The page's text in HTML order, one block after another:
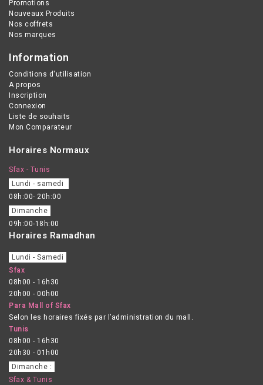
Promotions
Nouveaux Produits
Nos coffrets
Nos marques
Information
Conditions d'utilisation
A propos
Inscription
Connexion
Liste de souhaits
Mon Comparateur
Horaires Normaux
Sfax - Tunis
Lundi - samedi
08h:00- 20h:00
Dimanche
09h:00-18h:00
Horaires Ramadhan
Lundi - Samedi
Sfax
08h00 - 16h30
20h00 - 00h00
Para Mall of Sfax
Selon les horaires fixés par l’administration du mall.
Tunis
08h00 - 16h30
20h30 - 01h00
Dimanche :
Sfax & Tunis